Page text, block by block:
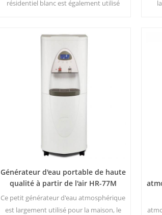
résidentiel blanc est également utilisé
stockage : 16 L
Générateur d'eau portable de haute
qualité à partir de l'air HR-77M
Ce petit générateur d'eau atmosphérique
est largement utilisé pour la maison, le